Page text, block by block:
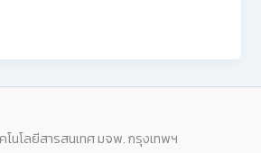
โนโลยีสารสนเทศ มจพ. กรุงเทพฯ